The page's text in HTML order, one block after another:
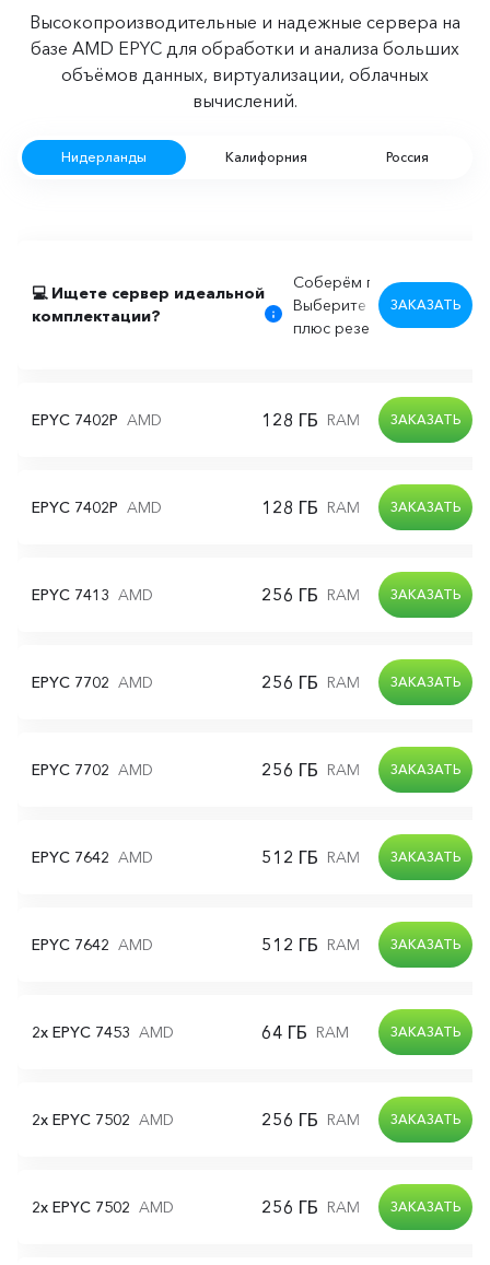
Высокопроизводительные и надежные сервера на
базе AMD EPYC для обработки и анализа больших
объёмов данных, виртуализации, облачных
вычислений.
Нидерланды Калифорния Россия
💻 Ищете сервер идеальной
комплектации?
Соберём под ваш проект!
Выберите
плюс резерв и
ЗАКАЗАТЬ
EPYC 7402P AMD 128 ГБ RAM 2x 2TB
ЗАКАЗАТЬ
EPYC 7402P AMD 128 ГБ RAM 2x 2TB
ЗАКАЗАТЬ
EPYC 7413 AMD 256 ГБ RAM 2x 1TB
ЗАКАЗАТЬ
EPYC 7702 AMD 256 ГБ RAM 2x 2TB
ЗАКАЗАТЬ
EPYC 7702 AMD 256 ГБ RAM 2x 2TB
ЗАКАЗАТЬ
EPYC 7642 AMD 512 ГБ RAM 2x 4TB
ЗАКАЗАТЬ
EPYC 7642 AMD 512 ГБ RAM 2x 4TB
ЗАКАЗАТЬ
2x EPYC 7453 AMD 64 ГБ RAM 2x 960GB
ЗАКАЗАТЬ
2x EPYC 7502 AMD 256 ГБ RAM 2x 2TB
ЗАКАЗАТЬ
2x EPYC 7502 AMD 256 ГБ RAM 2x 2TB
ЗАКАЗАТЬ